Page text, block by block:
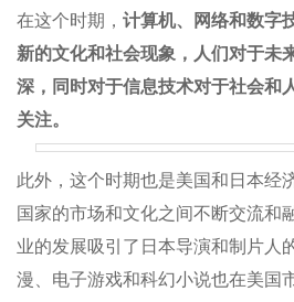
在这个时期， 计算机、网络和数字
新的文化和社会现象，人们对于未
深，同时对于信息技术对于社会和
关注。
此外，这个时期也是美国和日本经
国家的市场和文化之间不断交流和
业的发展吸引了日本导演和制片人
漫、电子游戏和科幻小说也在美国